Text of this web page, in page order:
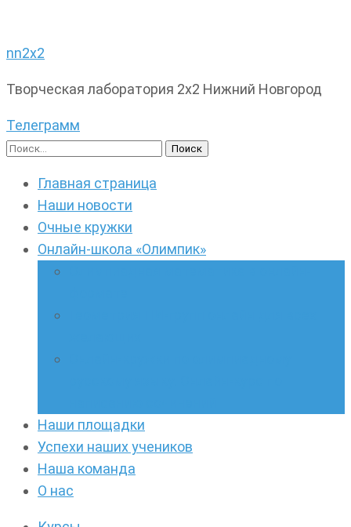
nn2x2
Творческая лаборатория 2х2 Нижний Новгород
Телеграмм
Найти:
Главная страница
Наши новости
Очные кружки
Онлайн-школа «Олимпик»
Наши площадки
Успехи наших учеников
Наша команда
О нас